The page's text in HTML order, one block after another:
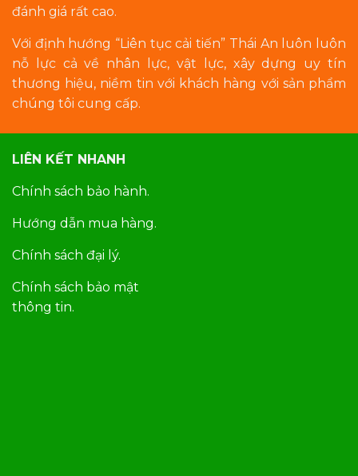
đánh giá rất cao.
Với định hướng “Liên tục cải tiến” Thái An luôn luôn
nỗ lực cả về nhân lực, vật lực, xây dựng uy tín
thương hiệu, niềm tin với khách hàng với sản phẩm
chúng tôi cung cấp.
LIÊN KẾT NHANH
Chính sách bảo hành.
Hướng dẫn mua hàng.
Chính sách đại lý.
Chính sách bảo mật
thông tin.